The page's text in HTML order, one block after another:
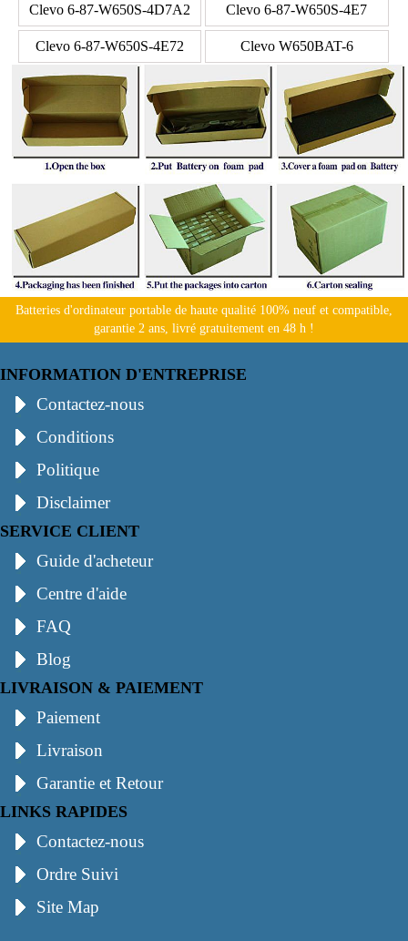
Clevo 6-87-W650S-4D7A2 Clevo 6-87-W650S-4E7
Clevo 6-87-W650S-4E72 Clevo W650BAT-6
Batteries d'ordinateur portable de haute qualité 100% neuf et compatible,
garantie 2 ans, livré gratuitement en 48 h !
INFORMATION D'ENTREPRISE
Contactez-nous
Conditions
Politique
Disclaimer
SERVICE CLIENT
Guide d'acheteur
Centre d'aide
FAQ
Blog
LIVRAISON & PAIEMENT
Paiement
Livraison
Garantie et Retour
LINKS RAPIDES
Contactez-nous
Ordre Suivi
Site Map